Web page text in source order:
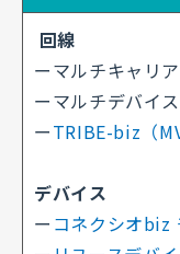
回線
ーマルチキャリア​​
ーマルチデバイ
ーTRIBE-biz​​（
デバイス
ー コネクシオbiz​